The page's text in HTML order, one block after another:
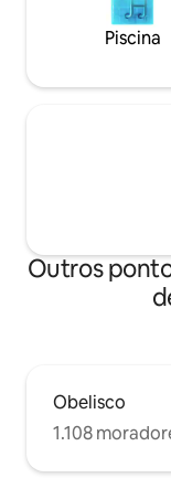
Piscina
Outros
Obelisco
1.108